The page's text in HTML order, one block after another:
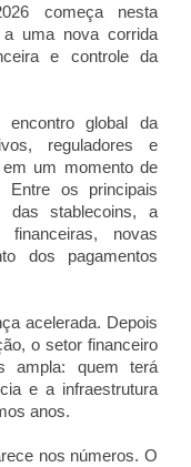
começa nesta
uma nova corrida
e controle da
global da
reguladores e
um momento de
Entre os principais
stablecoins, a
novas
dos pagamentos
acelerada. Depois
o setor financeiro
ampla: quem terá
e a infraestrutura
anos.
nos números. O